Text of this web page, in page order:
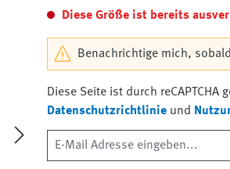
Diese Größe ist bereits
Benachrichtige mich,
Diese Seite ist durch
Datenschutzrichtlinie und